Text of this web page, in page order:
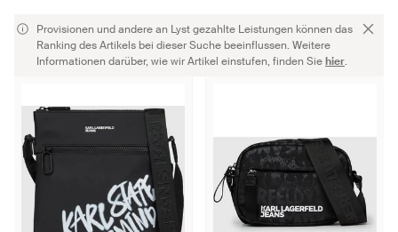
Provisionen und andere an Lyst gezahlte Leistungen können das
Ranking des Artikels bei dieser Suche beeinflussen. Weitere
Informationen darüber, wie wir Artikel einstufen, finden Siehier.